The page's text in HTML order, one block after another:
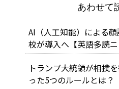
あわせて
AI（人工知能）による
校が導入へ【英語多読ニ
トランプ大統領が相撲
った5つのルールとは？